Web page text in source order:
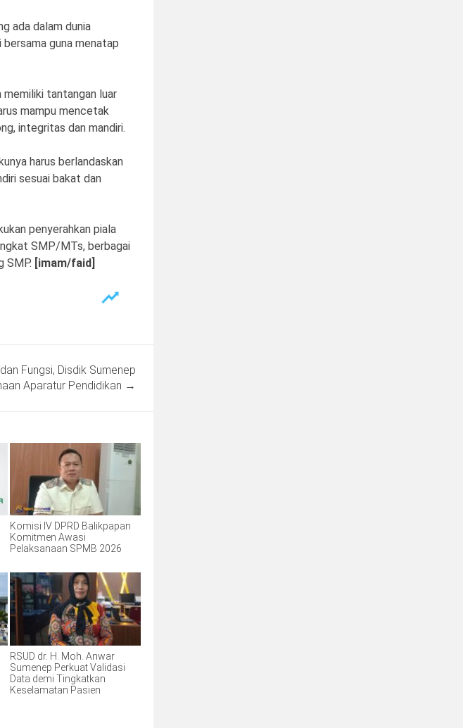
ada dalam dunia
guna menatap
memiliki tantangan luar
mampu mencetak
integritas dan mandiri.
harus berlandaskan
sesuai bakat dan
penyerahkan piala
SMP/MTs, berbagai
SMP. [imam/faid]
Fungsi, Disdik Sumenep
Aparatur Pendidikan →
Komisi IV DPRD Balikpapan
Komitmen Awasi
Pelaksanaan SPMB 2026
RSUD dr. H. Moh. Anwar
Sumenep Perkuat Validasi
Data demi Tingkatkan
Keselamatan Pasien